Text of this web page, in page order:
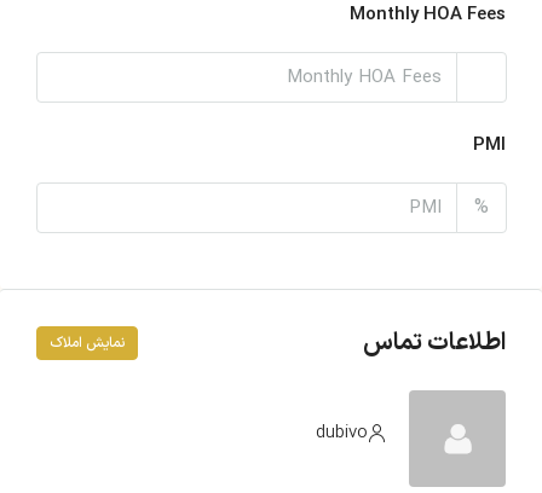
Monthly HOA Fees
PMI
%
اطلاعات تماس نمایش املاک
dubivo